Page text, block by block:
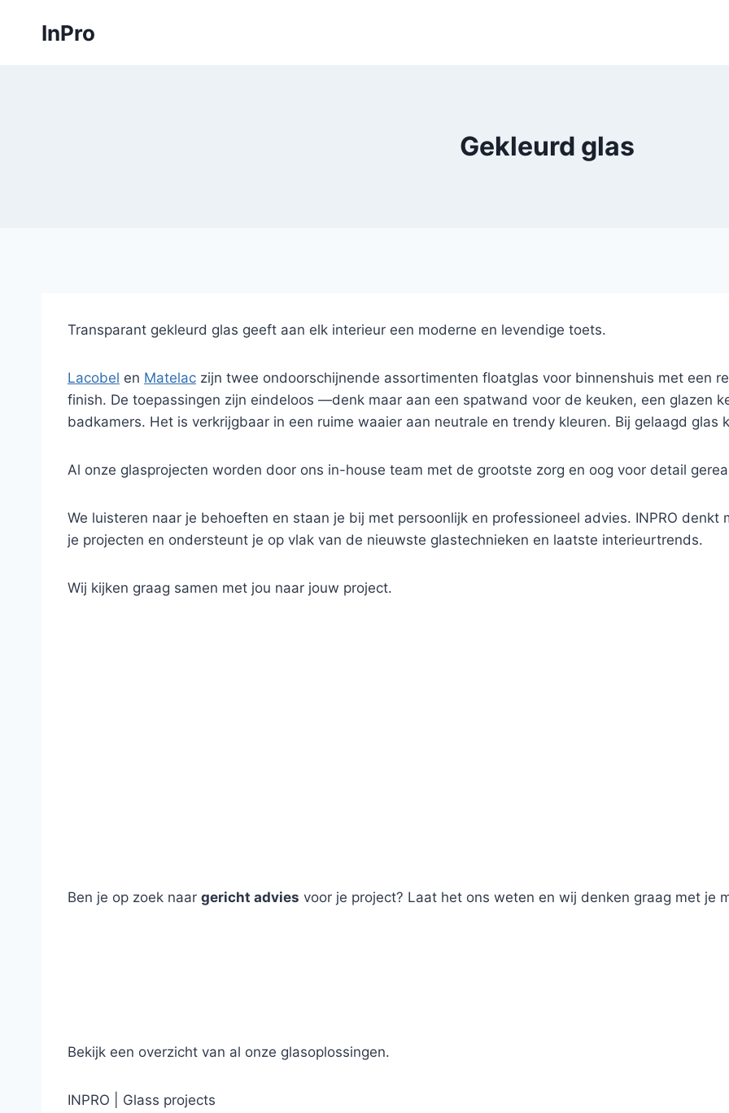
InPro
Gekleurd glas
Transparant gekleurd glas geeft aan elk interieur een moderne en levendige toets.
Lacobel en Matelac zijn twee ondoorschijnende assortimenten floatglas voor binnenshuis met een
finish. De toepassingen zijn eindeloos —denk maar aan een spatwand voor de keuken, een glazen
badkamers. Het is verkrijgbaar in een ruime waaier aan neutrale en trendy kleuren. Bij gelaagd
Al onze glasprojecten worden door ons in-house team met de grootste zorg en oog voor detail
We luisteren naar je behoeften en staan je bij met persoonlijk en professioneel advies. INPRO
je projecten en ondersteunt je op vlak van de nieuwste glastechnieken en laatste interieurtrends.
Wij kijken graag samen met jou naar jouw project.
Ben je op zoek naar gericht advies voor je project? Laat het ons weten en wij denken graag met je
Bekijk een overzicht van al onze glasoplossingen.
INPRO
Glass projects